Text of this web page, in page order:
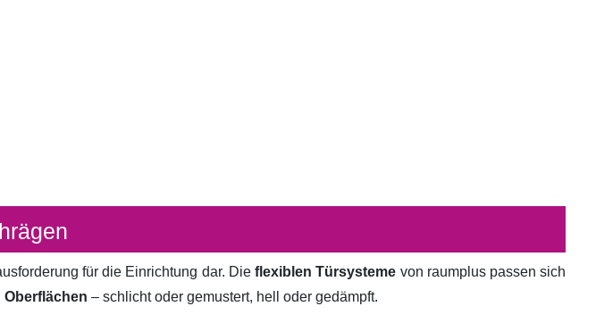
für die Einrichtung dar. Dieflexiblen Türsysteme von raumplus passen sich
– schlicht oder gemustert, hell oder gedämpft.